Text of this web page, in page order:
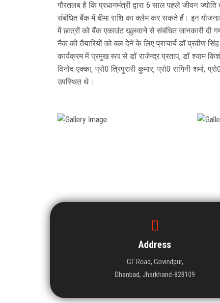
गौरतलब है कि प्रधानमंत्री द्वारा 6 साल पहले जीवन
संबंधित बैंक में बीमा राशि का क्लेम कर सकते हैं। इन
में छात्रों को बैंक एकाउंट खुलवाने से संबंधित जानकारी दी
नैक की तैयारियों को बल देने के लिए प्राचार्य डॉ प्रवीण
कार्यक्रम में प्रमुख रूप से डॉ राजेन्द्र प्रताप, डॉ श्याम
विनोद एक्का, प्रो0 त्रिपुरारी कुमार, प्रो0 रागिनी
उपस्थित थे।
Address
GT Road, Govindpur,
Dhanbad, Jharkhand-828109